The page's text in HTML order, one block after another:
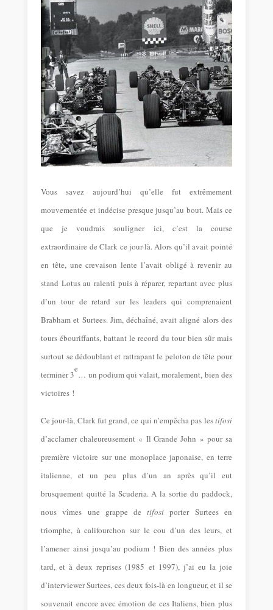
Vous savez aujourd’hui qu’elle fut extrêmement
mouvementée et indécise presque jusqu’au bout. Mais ce
que je voudrais souligner ici, c’est la course
extraordinaire de Clark ce jour-là. Alors qu’il avait pointé
en tête, une crevaison lente l’avait obligé à revenir au
stand Lotus au ralenti puis à réparer, repartant avec plus
d’un tour de retard sur les leaders qui comprenaient
Brabham et Surtees. Jim, déchaîné, avait aligné alors des
tours ébouriffants, battant le record du tour bien sûr mais
surtout se dédoublant et rattrapant le peloton de tête pour
terminer 3
e
… un podium qui valait, moralement, bien des
victoires !
Ce jour-là, Clark fut grand, ce qui n’empêcha pas lestifosi
d’acclamer chaleureusement « Il Grande John » pour sa
première victoire sur une monoplace japonaise, en terre
italienne, et un peu plus d’un an après qu’il eut
brusquement quitté la Scuderia. A la sortie du paddock,
nous vîmes une grappe detifosi porter Surtees en
triomphe, à califourchon sur le cou d’un des leurs, et
l’amener ainsi jusqu’au podium ! Bien des années plus
tard, et à deux reprises (1985 et 1997), j’ai eu la joie
d’interviewer Surtees, ces deux fois-là en longueur, et il se
souvenait encore avec émotion de ces Italiens, bien plus